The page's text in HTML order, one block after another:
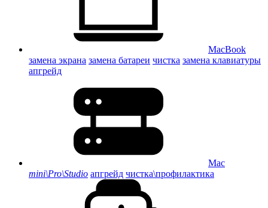
MacBook
замена экрана замена батареи чистка замена клавиатуры
апгрейд
Mac
mini\Pro\Studio апгрейд чистка\профилактика